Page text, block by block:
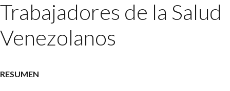
Trabajadores de la Salud
Venezolanos
RESUMEN